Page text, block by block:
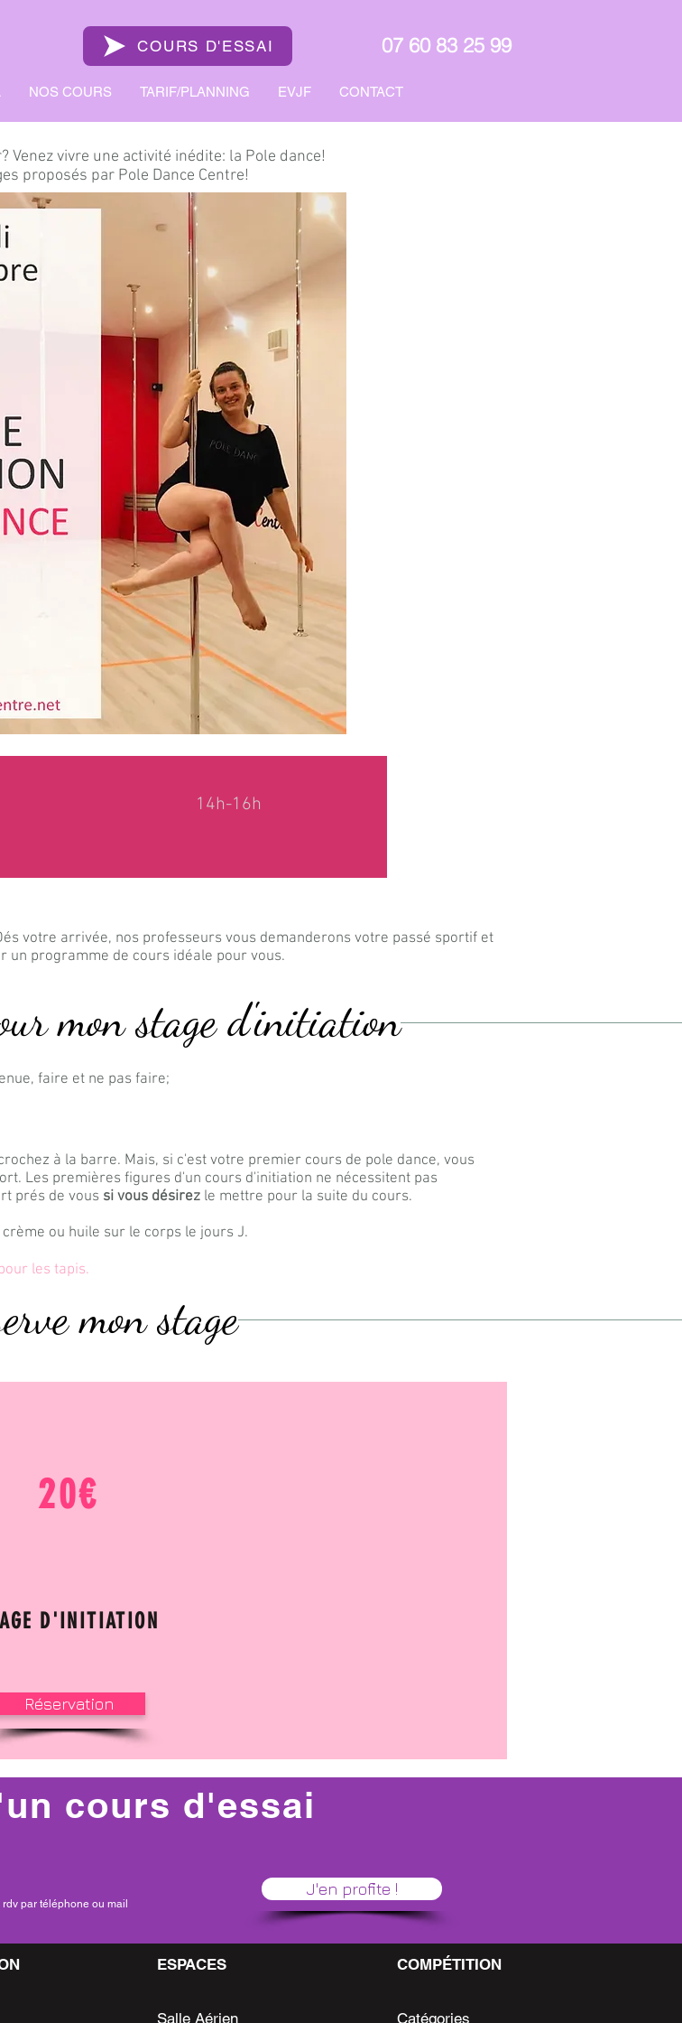
COURS D'ESSAI 07 60 83 25 99
NOS COURS TARIF/PLANNING EVJF CONTACT
Venez vivre une activité inédite: la Pole dance!
proposés par Pole Dance Centre!
14h-16h
votre arrivée, nos professeurs vous demanderons votre passé sportif et
un programme de cours idéale pour vous.
mon stage d'initiation
faire et ne pas faire;
à la barre. Mais, si c'est votre premier cours de pole dance, vous
Les premières figures d'un cours d'initiation ne nécessitent pas
prés de vous si vous désirez le mettre pour la suite du cours.
ou huile sur le corps le jours J.
les tapis.
mon stage
20€
D'INITIATION
Réservation
cours d'essai
par téléphone ou mail
J'en profite !
ESPACES
Salle Aérien
COMPÉTITION
Catégories